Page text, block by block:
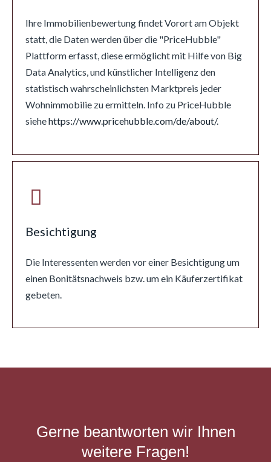
Ihre Immobilienbewertung findet Vorort am Objekt
statt, die Daten werden über die "PriceHubble"
Plattform erfasst, diese ermöglicht mit Hilfe von Big
Data Analytics, und künstlicher Intelligenz den
statistisch wahrscheinlichsten Marktpreis jeder
Wohnimmobilie zu ermitteln. Info zu PriceHubble
siehehttps://www.pricehubble.com/de/about/.
Besichtigung
Die Interessenten werden vor einer Besichtigung um
einen Bonitätsnachweis bzw. um ein Käuferzertifikat
gebeten.
Gerne beantworten wir Ihnen
weitere Fragen!